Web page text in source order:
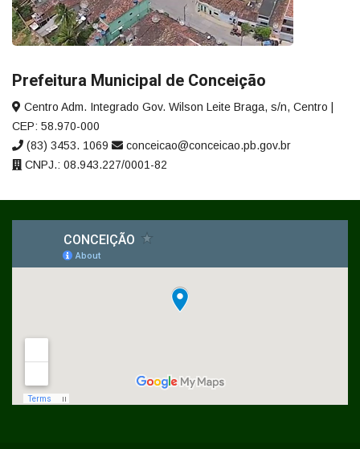
Prefeitura Municipal de Conceição
Centro Adm. Integrado Gov. Wilson Leite Braga, s/n, Centro |
CEP: 58.970-000
(83) 3453. 1069
conceicao@conceicao.pb.gov.br
CNPJ.: 08.943.227/0001-82